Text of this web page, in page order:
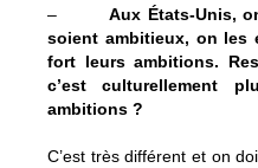
– Aux États-Unis,
soient ambitieux, on les
fort leurs ambitions.
c’est culturellement
ambitions ?
C’est très différent et on